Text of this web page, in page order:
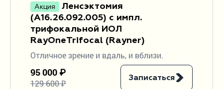
Акция
Ленсэктомия
(A16.26.092.005) с импл.
трифокальной ИОЛ
RayOneTrifocal (Rayner)
Отличное зрение и вдаль, и вблизи.
95 000 ₽
129 600 ₽
Записаться